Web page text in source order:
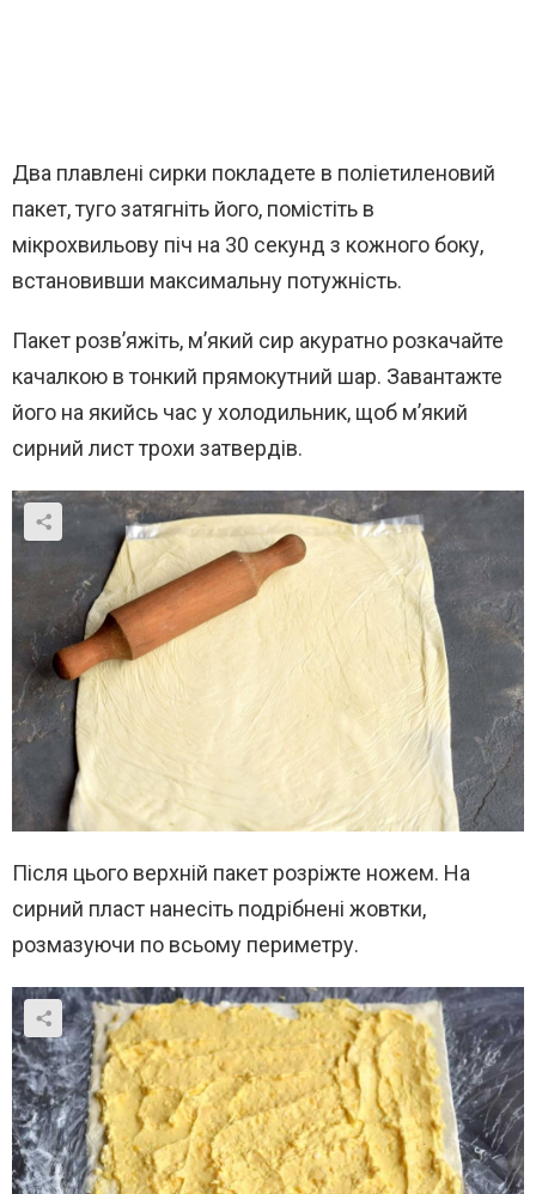
Два плавлені сирки покладете в поліетиленовий
пакет, туго затягніть його, помістіть в
мікрохвильову піч на 30 секунд з кожного боку,
встановивши максимальну потужність.
Пакет розв’яжіть, м’який сир акуратно розкачайте
качалкою в тонкий прямокутний шар. Завантажте
його на якийсь час у холодильник, щоб м’який
сирний лист трохи затвердів.
Після цього верхній пакет розріжте ножем. На
сирний пласт нанесіть подрібнені жовтки,
розмазуючи по всьому периметру.